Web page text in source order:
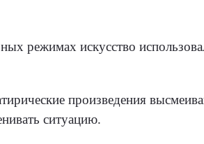
режимах искусство
произведения
ситуацию.